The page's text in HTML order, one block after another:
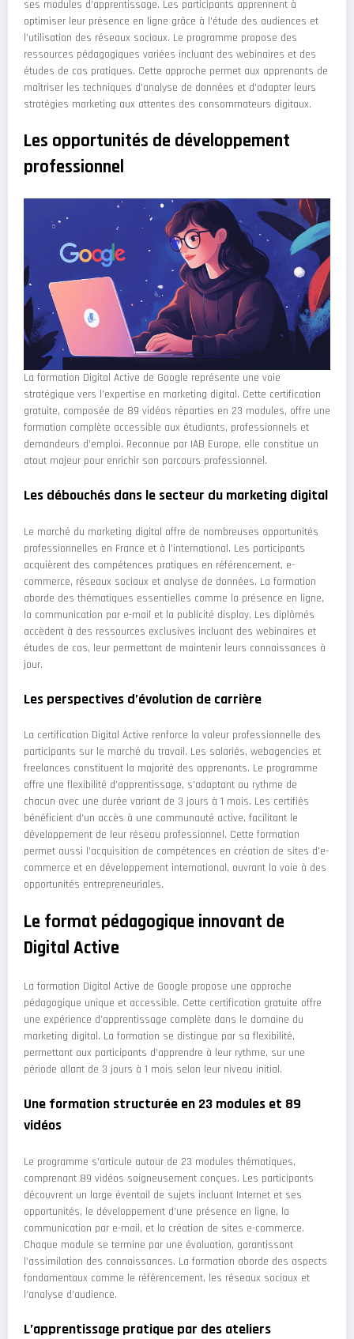
ses modules d’apprentissage. Les participants apprennent à
optimiser leur présence en ligne grâce à l’étude des audiences et
l’utilisation des réseaux sociaux. Le programme propose des
ressources pédagogiques variées incluant des webinaires et des
études de cas pratiques. Cette approche permet aux apprenants de
maîtriser les techniques d’analyse de données et d’adapter leurs
stratégies marketing aux attentes des consommateurs digitaux.
Les opportunités de développement
professionnel
La formation Digital Active de Google représente une voie
stratégique vers l’expertise en marketing digital. Cette certification
gratuite, composée de 89 vidéos réparties en 23 modules, offre une
formation complète accessible aux étudiants, professionnels et
demandeurs d’emploi. Reconnue par IAB Europe, elle constitue un
atout majeur pour enrichir son parcours professionnel.
Les débouchés dans le secteur du marketing digital
Le marché du marketing digital offre de nombreuses opportunités
professionnelles en France et à l’international. Les participants
acquièrent des compétences pratiques en référencement, e-
commerce, réseaux sociaux et analyse de données. La formation
aborde des thématiques essentielles comme la présence en ligne,
la communication par e-mail et la publicité display. Les diplômés
accèdent à des ressources exclusives incluant des webinaires et
études de cas, leur permettant de maintenir leurs connaissances à
jour.
Les perspectives d’évolution de carrière
La certification Digital Active renforce la valeur professionnelle des
participants sur le marché du travail. Les salariés, webagencies et
freelances constituent la majorité des apprenants. Le programme
offre une flexibilité d’apprentissage, s’adaptant au rythme de
chacun avec une durée variant de 3 jours à 1 mois. Les certifiés
bénéficient d’un accès à une communauté active, facilitant le
développement de leur réseau professionnel. Cette formation
permet aussi l’acquisition de compétences en création de sites d’e-
commerce et en développement international, ouvrant la voie à des
opportunités entrepreneuriales.
Le format pédagogique innovant de
Digital Active
La formation Digital Active de Google propose une approche
pédagogique unique et accessible. Cette certification gratuite offre
une expérience d’apprentissage complète dans le domaine du
marketing digital. La formation se distingue par sa flexibilité,
permettant aux participants d’apprendre à leur rythme, sur une
période allant de 3 jours à 1 mois selon leur niveau initial.
Une formation structurée en 23 modules et 89
vidéos
Le programme s’articule autour de 23 modules thématiques,
comprenant 89 vidéos soigneusement conçues. Les participants
découvrent un large éventail de sujets incluant Internet et ses
opportunités, le développement d’une présence en ligne, la
communication par e-mail, et la création de sites e-commerce.
Chaque module se termine par une évaluation, garantissant
l’assimilation des connaissances. La formation aborde des aspects
fondamentaux comme le référencement, les réseaux sociaux et
l’analyse d’audience.
L’apprentissage pratique par des ateliers